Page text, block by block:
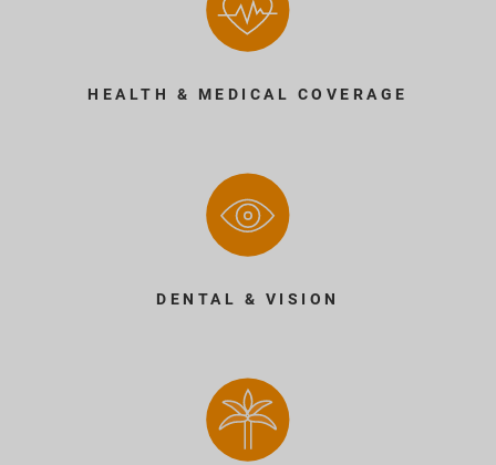
HEALTH & MEDICAL COVERAGE
DENTAL & VISION